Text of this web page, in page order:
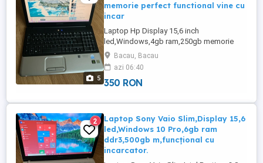
5
memorie perfect functional vine cu
incar
Laptop Hp Display 15,6 inch
led,Windows,4gb ram,250gb memorie
perfect functional vine cu incarcator.Trimit
prin curier.
Bacau, Bacau
azi 06:40
350 RON
2
Laptop Sony Vaio Slim,Display 15,6
led,Windows 10 Pro,6gb ram
ddr3,500gb m,funcțional cu
incarcator.